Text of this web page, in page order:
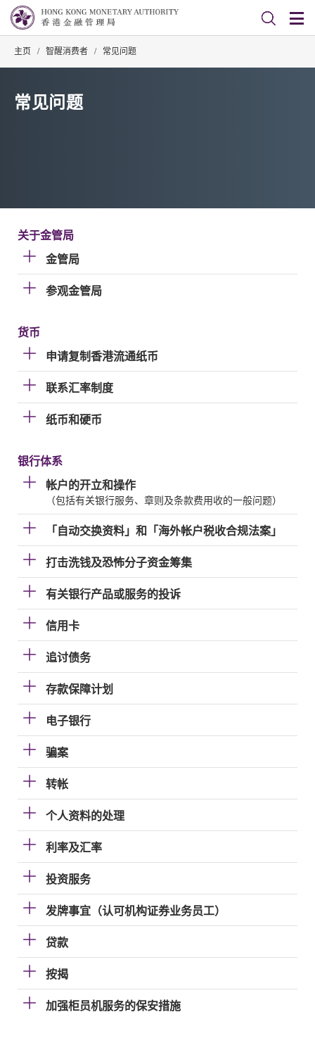
主页 / 智醒消费者 / 常见问题
常见问题
关于金管局
金管局
参观金管局
货币
申请复制香港流通纸币
联系汇率制度
纸币和硬币
银行体系
帐户的开立和操作
（包括有关银行服务、章则及条款费用收的一般问题）
「自动交换资料」和「海外帐户税收合规法案」
打击洗钱及恐怖分子资金筹集
有关银行产品或服务的投诉
信用卡
追讨债务
存款保障计划
电子银行
骗案
转帐
个人资料的处理
利率及汇率
投资服务
发牌事宜（认可机构证券业务员工）
贷款
按揭
加强柜员机服务的保安措施